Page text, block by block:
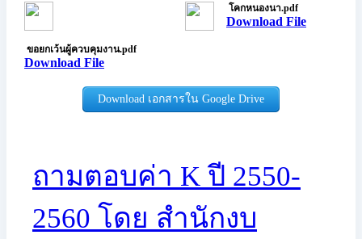
ขอยกเว้นผู้ควบคุมงาน.pdf
Download File
โคกหนองนา.pdf
Download File
Download เอกสารใน Google Drive
ถามตอบค่า K ปี 2550-
2560 โดย สำนักงบ